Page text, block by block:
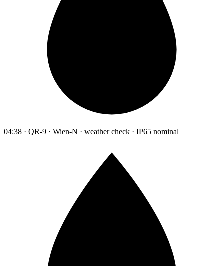
04:38 · QR-9 · Wien-N · weather check · IP65 nominal